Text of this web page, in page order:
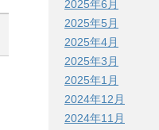
2025年6月
2025年5月
2025年4月
2025年3月
2025年1月
2024年12月
2024年11月